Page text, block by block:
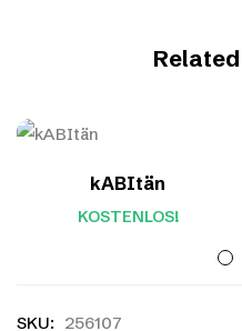
kABItän
KOSTENLOS!
SKU: 256107